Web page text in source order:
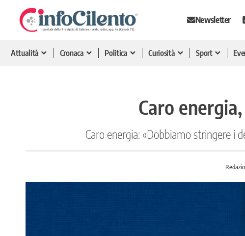
Newsletter
Attualità Cronaca Politica Curiosità Sport
Caro
Caro energia: «Dobbiamo stringere i